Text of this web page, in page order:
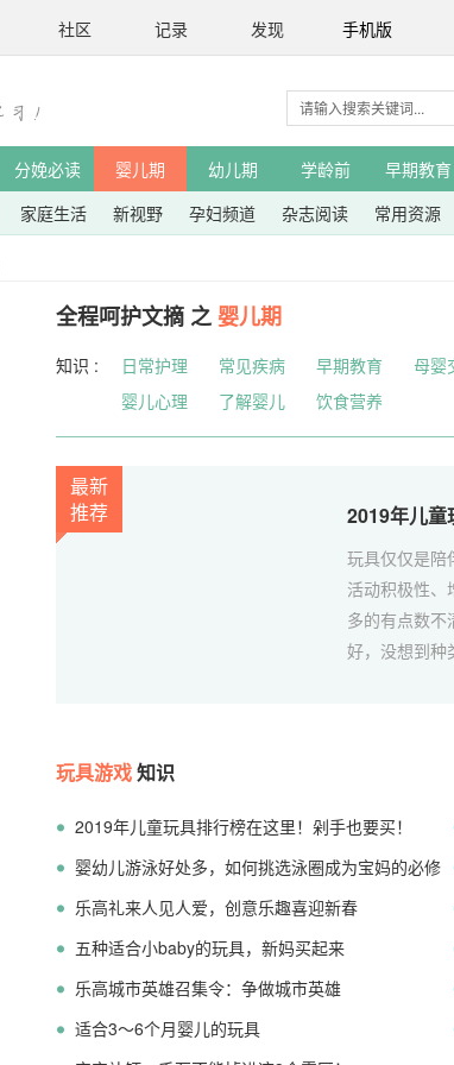
社区 记录 发现 手机版
分娩必读 婴儿期 幼儿期 学龄前 早期教育
家庭生活 新视野 孕妇频道 杂志阅读 常用资源
全程呵护文摘 之 婴儿期
知识 : 日常护理 常见疾病 早期教育 母婴
婴儿心理
了解婴儿 饮食营养
2019年儿童
玩具仅仅是陪
活动积极性
多的有点数不
好，没想到种
最新
推荐
玩具游戏知识
2019年儿童玩具排行榜在这里！剁手也要买！
婴幼儿游泳好处多，如何挑选泳圈成为宝妈的必修
课！
乐高礼来人见人爱，创意乐趣喜迎新春
五种适合小baby的玩具，新妈买起来
乐高城市英雄召集令：争做城市英雄
适合3～6个月婴儿的玩具